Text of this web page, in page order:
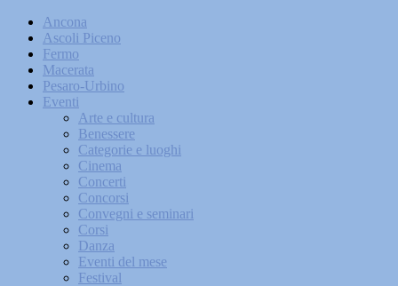
Ancona
Ascoli Piceno
Fermo
Macerata
Pesaro-Urbino
Eventi
Arte e cultura
Benessere
Categorie e luoghi
Cinema
Concerti
Concorsi
Convegni e seminari
Corsi
Danza
Eventi del mese
Festival